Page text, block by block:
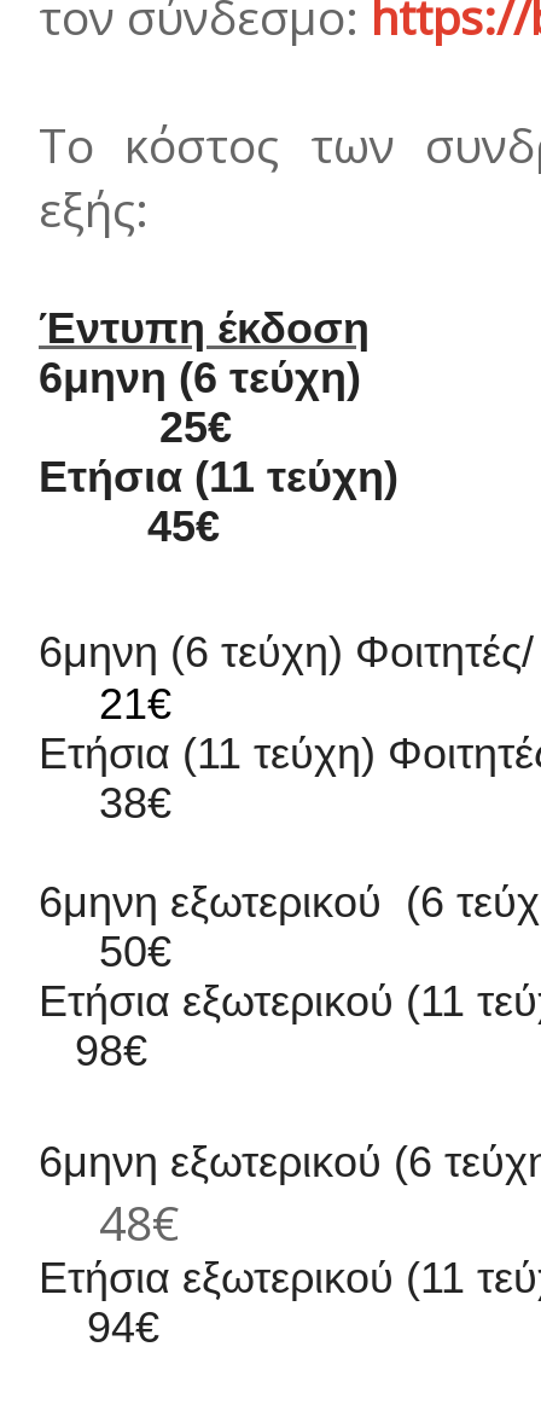
τον σύνδεσμο:
Το κόστος των
εξής:
Έντυπη έκδοση
6μηνη (6 τεύχη)
25€
Ετήσια (11 τεύχη)
45€
6μηνη (6 τεύχη) Φοιτητές/
21€
Ετήσια (11 τεύχη)
38€
6μηνη
50€
Ετήσια
98€
6μηνη εξωτερικού (6
48€
Ετήσια εξωτερικού (11
94€